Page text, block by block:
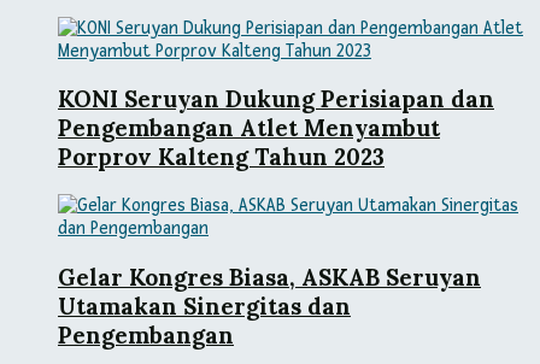
KONI Seruyan Dukung Perisiapan dan
Pengembangan Atlet Menyambut
Porprov Kalteng Tahun 2023
Gelar Kongres Biasa, ASKAB Seruyan
Utamakan Sinergitas dan
Pengembangan